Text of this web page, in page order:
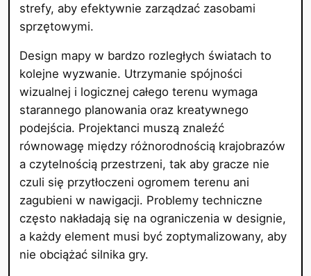
strefy, aby efektywnie zarządzać zasobami
sprzętowymi.
Design mapy w bardzo rozległych światach to
kolejne wyzwanie. Utrzymanie spójności
wizualnej i logicznej całego terenu wymaga
starannego planowania oraz kreatywnego
podejścia. Projektanci muszą znaleźć
równowagę między różnorodnością krajobrazów
a czytelnością przestrzeni, tak aby gracze nie
czuli się przytłoczeni ogromem terenu ani
zagubieni w nawigacji. Problemy techniczne
często nakładają się na ograniczenia w designie,
a każdy element musi być zoptymalizowany, aby
nie obciążać silnika gry.